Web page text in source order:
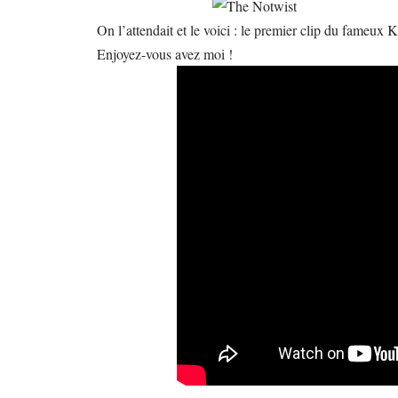
On l’attendait et le voici : le premier clip du fameux
Enjoyez-vous avez moi !